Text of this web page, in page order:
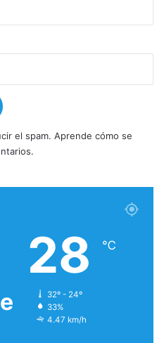
el spam. Aprende cómo se
28 ℃
32º - 24º
33%
4.47 km/h